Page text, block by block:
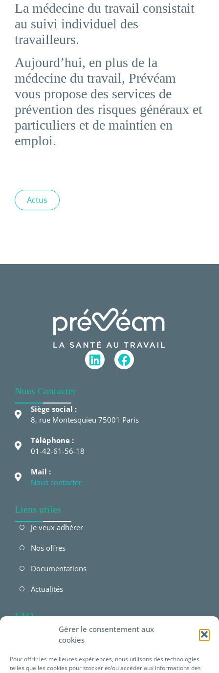
Gérer le consentement aux
cookies
Pour offrir les meilleures expériences, nous utilisons des technologies
telles que les cookies pour stocker et/ou accéder aux informations des
La médecine du travail consistait
au suivi individuel des
travailleurs.
Aujourd’hui, en plus de la
médecine du travail, Prévéam
vous propose des services de
prévention des risques généraux et
particuliers et de maintien en
emploi.
Actus
Nous Contacter
Siège social :
8, rue Montesquieu 75001 Paris
Téléphone :
01-42-61-56-18
Mail :
Nous contacter
Liens utiles
Je veux adhérer
Nos offres
Documentations
Actualités
FAQ
FAQ Employeur
FAQ Salarié